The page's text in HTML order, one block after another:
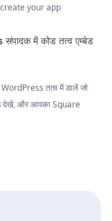
your app
में कोड तत्व एम्बेड
तत्व में डालें जो
देखें, और आपका Square